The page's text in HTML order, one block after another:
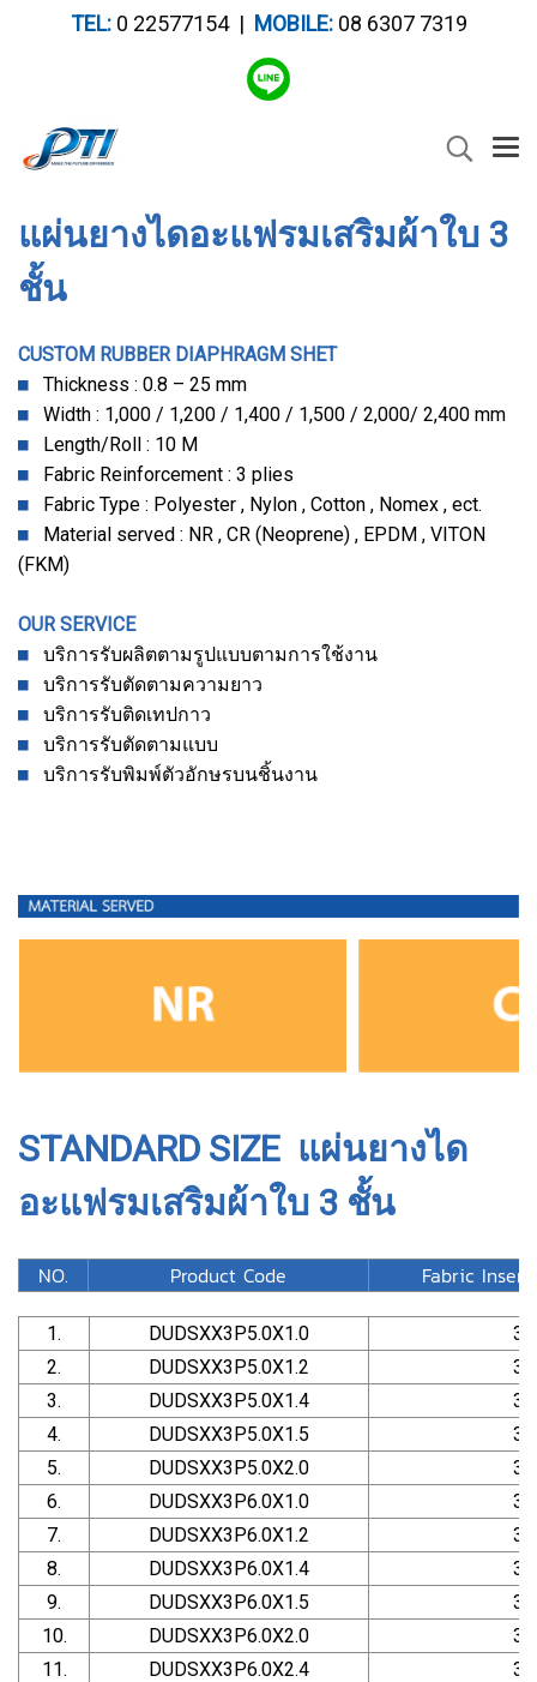
TEL:0 22577154 | MOBILE: 08 6307 7319
แผ่นยางไดอะแฟรมเสริมผ้าใบ 3
ชั้น
CUSTOM RUBBER DIAPHRAGM SHET
Thickness : 0.8 – 25 mm
Width : 1,000 / 1,200 / 1,400 / 1,500 / 2,000/ 2,400 mm
Length/Roll : 10 M
Fabric Reinforcement : 3 plies
Fabric Type : Polyester , Nylon , Cotton , Nomex , ect.
Material served : NR , CR (Neoprene) , EPDM , VITON
(FKM)
OUR SERVICE
บริการรับผลิตตามรูปแบบตามการใช้งาน
บริการรับตัดตามความยาว
บริการรับติดเทปกาว
บริการรับตัดตามแบบ
บริการรับพิมพ์ตัวอักษรบนชิ้นงาน
STANDARD SIZE แผ่นยางได
อะแฟรมเสริมผ้าใบ 3 ชั้น
NO. Product Code Fabric
1. DUDSXX3P5.0X1.0
3
2.
DUDSXX3P5.0X1.2
3
3.
DUDSXX3P5.0X1.4
3
4.
DUDSXX3P5.0X1.5
3
5.
DUDSXX3P5.0X2.0
3
6.
DUDSXX3P6.0X1.0
3
7.
DUDSXX3P6.0X1.2
3
8.
DUDSXX3P6.0X1.4
3
9.
DUDSXX3P6.0X1.5
3
10.
DUDSXX3P6.0X2.0
3
11.
DUDSXX3P6.0X2.4
3